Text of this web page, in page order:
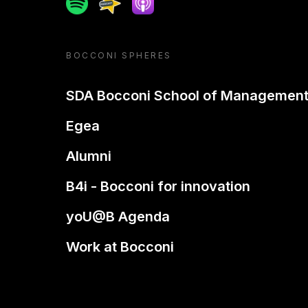
BOCCONI SPHERES
SDA Bocconi School of Management
Egea
Alumni
B4i - Bocconi for innovation
yoU@B Agenda
Work at Bocconi